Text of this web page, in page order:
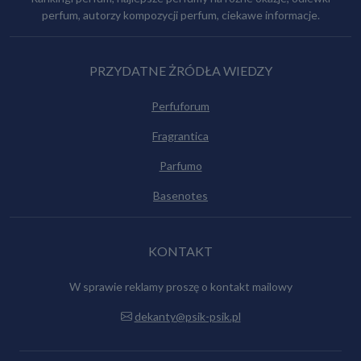
perfum, autorzy kompozycji perfum, ciekawe informacje.
PRZYDATNE ŻRÓDŁA WIEDZY
Perfuforum
Fragrantica
Parfumo
Basenotes
KONTAKT
W sprawie reklamy proszę o kontakt mailowy
dekanty@psik-psik.pl